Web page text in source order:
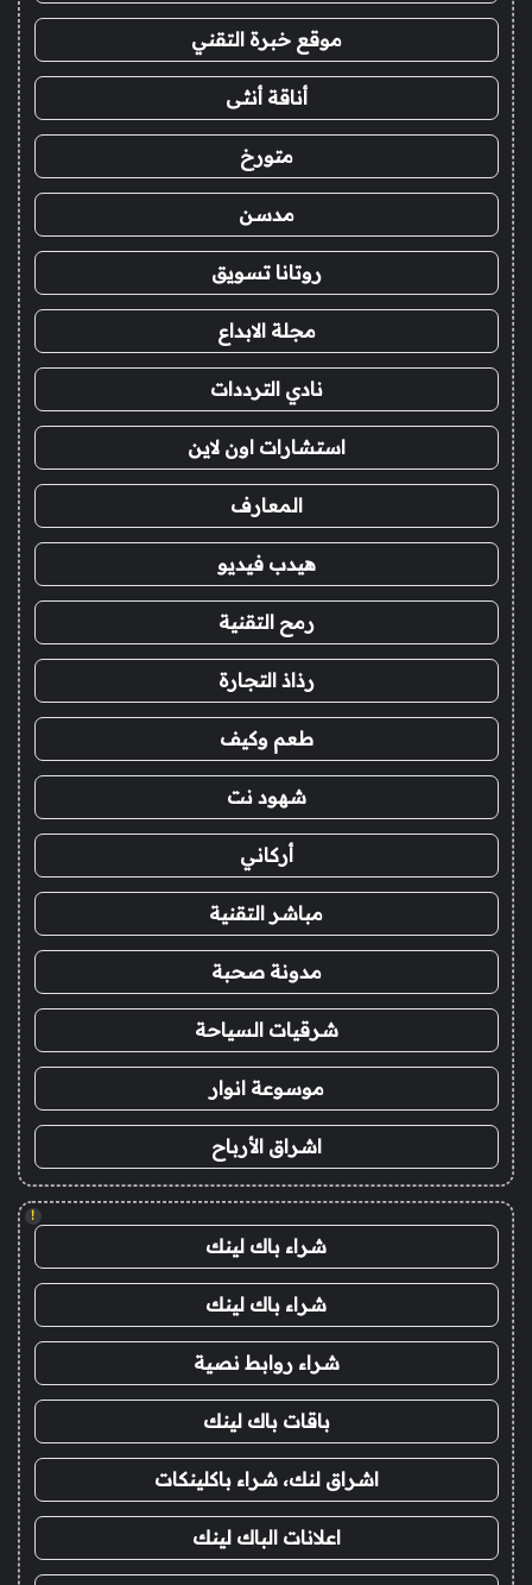
موقع خبرة التقني
أناقة أنثى
متورخ
مدسن
روتانا تسويق
مجلة الابداع
نادي الترددات
استشارات اون لاين
المعارف
هيدب فيديو
رمح التقنية
رذاذ التجارة
طعم وكيف
شهود نت
أركاني
مباشر التقنية
مدونة صحبة
شرقيات السياحة
موسوعة انوار
اشراق الأرباح
!
شراء باك لينك
شراء باك لينك
شراء روابط نصية
باقات باك لينك
اشراق لنك، شراء باكلينكات
اعلانات الباك لينك